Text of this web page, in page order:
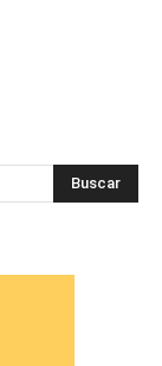
Buscar